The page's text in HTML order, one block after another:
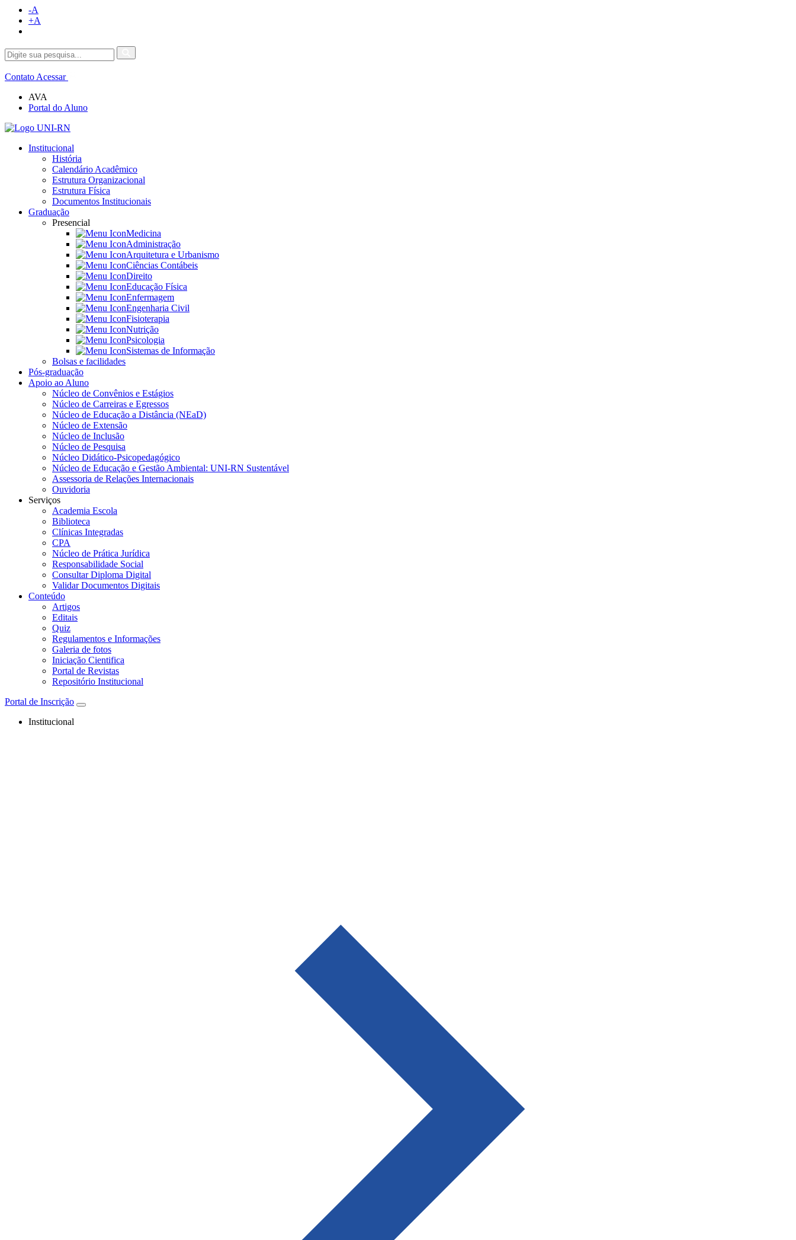
-A
+A
Contato Acessar
AVA
Portal do Aluno
Institucional
História
Calendário Acadêmico
Estrutura Organizacional
Estrutura Física
Documentos Institucionais
Graduação
Presencial
Medicina
Administração
Arquitetura e Urbanismo
Ciências Contábeis
Direito
Educação Física
Enfermagem
Engenharia Civil
Fisioterapia
Nutrição
Psicologia
Sistemas de Informação
Bolsas e facilidades
Pós-graduação
Apoio ao Aluno
Núcleo de Convênios e Estágios
Núcleo de Carreiras e Egressos
Núcleo de Educação a Distância (NEaD)
Núcleo de Extensão
Núcleo de Inclusão
Núcleo de Pesquisa
Núcleo Didático-Psicopedagógico
Núcleo de Educação e Gestão Ambiental: UNI-RN Sustentável
Assessoria de Relações Internacionais
Ouvidoria
Serviços
Academia Escola
Biblioteca
Clínicas Integradas
CPA
Núcleo de Prática Jurídica
Responsabilidade Social
Consultar Diploma Digital
Validar Documentos Digitais
Conteúdo
Artigos
Editais
Quiz
Regulamentos e Informações
Galeria de fotos
Iniciação Cientifica
Portal de Revistas
Repositório Institucional
Portal de Inscrição
Institucional